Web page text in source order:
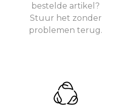
bestelde artikel?
Stuur het zonder
problemen terug.